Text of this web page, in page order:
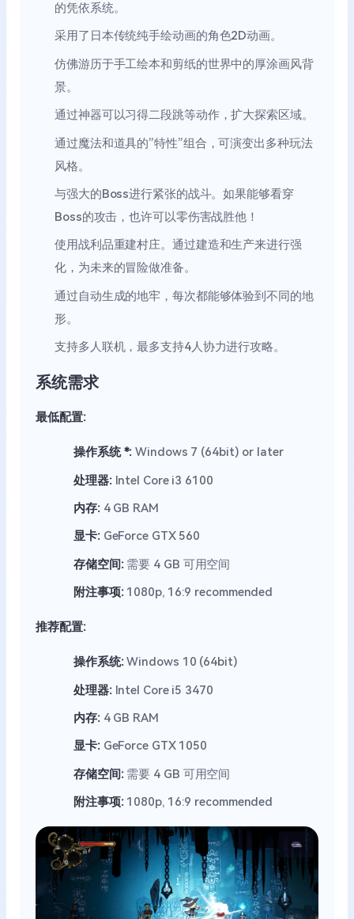
的凭依系统。
采用了日本传统纯手绘动画的角色2D动画。
仿佛游历于手工绘本和剪纸的世界中的厚涂画风背
景。
通过神器可以习得二段跳等动作，扩大探索区域。
通过魔法和道具的”特性”组合，可演变出多种玩法
风格。
与强大的Boss进行紧张的战斗。如果能够看穿
Boss的攻击，也许可以零伤害战胜他！
使用战利品重建村庄。通过建造和生产来进行强
化，为未来的冒险做准备。
通过自动生成的地牢，每次都能够体验到不同的地
形。
支持多人联机，最多支持4人协力进行攻略。
系统需求
最低配置:
操作系统 *: Windows 7 (64bit) or later
处理器:Intel Core i3 6100
内存:4 GB RAM
显卡:GeForce GTX 560
存储空间:需要 4 GB 可用空间
附注事项:1080p, 16:9 recommended
推荐配置:
操作系统:Windows 10 (64bit)
处理器:Intel Core i5 3470
内存:4 GB RAM
显卡:GeForce GTX 1050
存储空间:需要 4 GB 可用空间
附注事项:1080p, 16:9 recommended